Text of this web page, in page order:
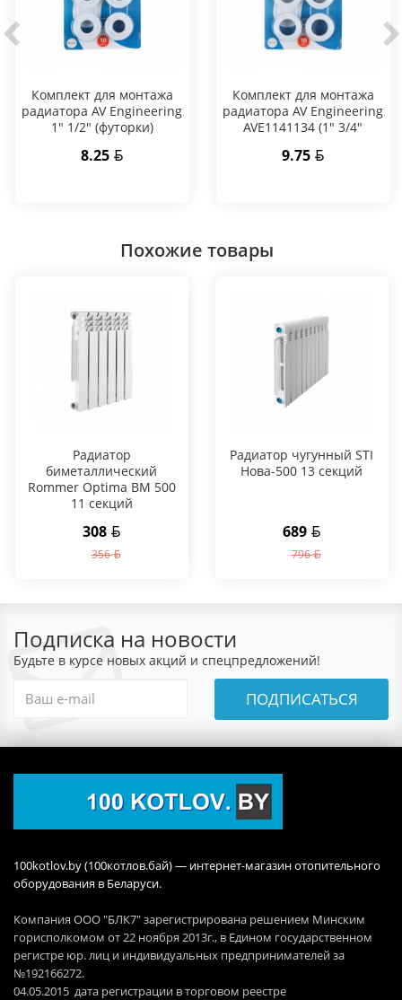
Комплект для монтажа
радиатора AV Engineering
1" 1/2" (футорки)
8.25
Комплект для монтажа
радиатора AV Engineering
AVE1141134 (1" 3/4"
9.75
Похожие товары
Радиатор
биметаллический
Rommer Optima BM 500
11 секций
308
356
Радиатор чугунный STI
Нова-500 13 секций
689
796
Подписка на новости
Будьте в курсе новых акций и спецпредложений!
ПОДПИСАТЬСЯ
100kotlov.by (100котлов.бай) — интернет-магазин отопительного
оборудования в Беларуси.
Компания ООО "БЛК7" зарегистрирована решением Минским
горисполкомом от 22 ноября 2013г., в Едином государственном
регистре юр. лиц и индивидуальных предпринимателей за
№192166272.
04.05.2015 дата регистрации в торговом реестре